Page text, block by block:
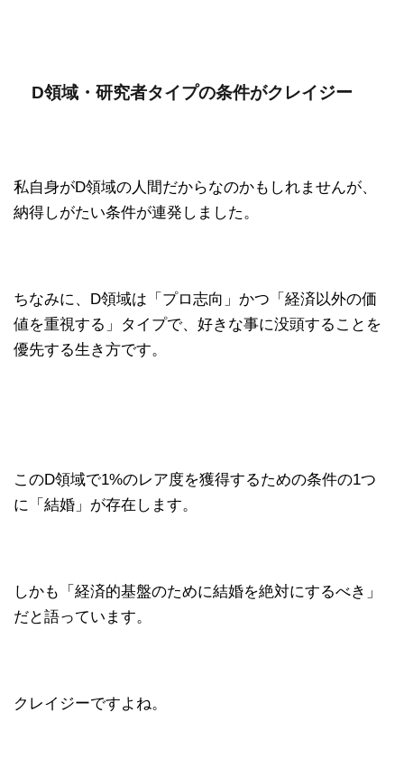
D領域・研究者タイプの条件がクレイジー
私自身がD領域の人間だからなのかもしれませんが、
納得しがたい条件が連発しました。
ちなみに、D領域は「プロ志向」かつ「経済以外の価
値を重視する」タイプで、好きな事に没頭することを
優先する生き方です。
このD領域で1%のレア度を獲得するための条件の1つ
に「結婚」が存在します。
しかも「経済的基盤のために結婚を絶対にするべき」
だと語っています。
クレイジーですよね。